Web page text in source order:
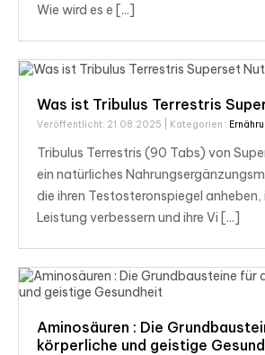
Wie wird es e [...]
Was ist Tribulus Terrestris
Veröffentlicht: 21.08.2025 | Kategorien :
Tribulus Terrestris (90 Tabs) von
ein natürliches
die ihren Testosteronspiegel
Leistung verbessern und ihre Vi [...]
Aminosäuren : Die
körperliche und geistige